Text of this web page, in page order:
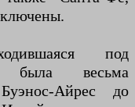
под
была весьма
Айрес до